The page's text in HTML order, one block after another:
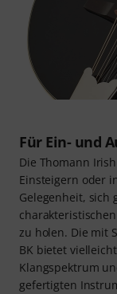
Für Ein- und
Die Thomann
Einsteigern oder
Gelegenheit, sich
zu holen. Die mit
BK bietet
Klangspektrum
gefertigten